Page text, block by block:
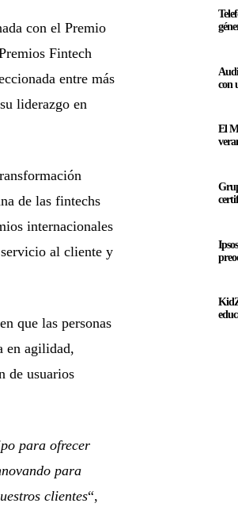
con el Premio
Fintech
entre más
liderazgo en
de las fintechs
internacionales
al cliente y
que las personas
en agilidad,
de usuarios
para ofrecer
para
clientes“,
con
El